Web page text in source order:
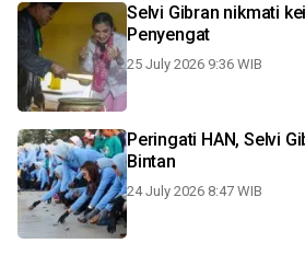
Selvi Gibran nikmati
Penyengat
25 July 2026 9:36 WIB
Peringati HAN, Selvi
Bintan
24 July 2026 8:47 WIB